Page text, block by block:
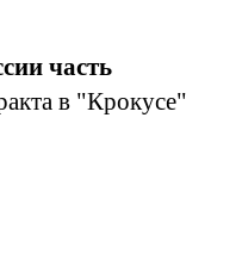
часть
в "Крокусе"